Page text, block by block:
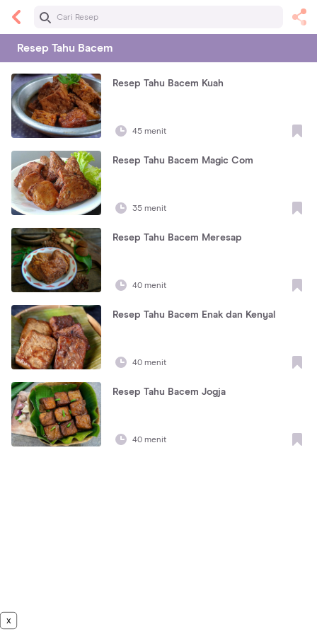
Resep Tahu Bacem
Resep Tahu Bacem Kuah
45 menit
Resep Tahu Bacem Magic Com
35 menit
Resep Tahu Bacem Meresap
40 menit
Resep Tahu Bacem Enak dan Kenyal
40 menit
Resep Tahu Bacem Jogja
40 menit
x